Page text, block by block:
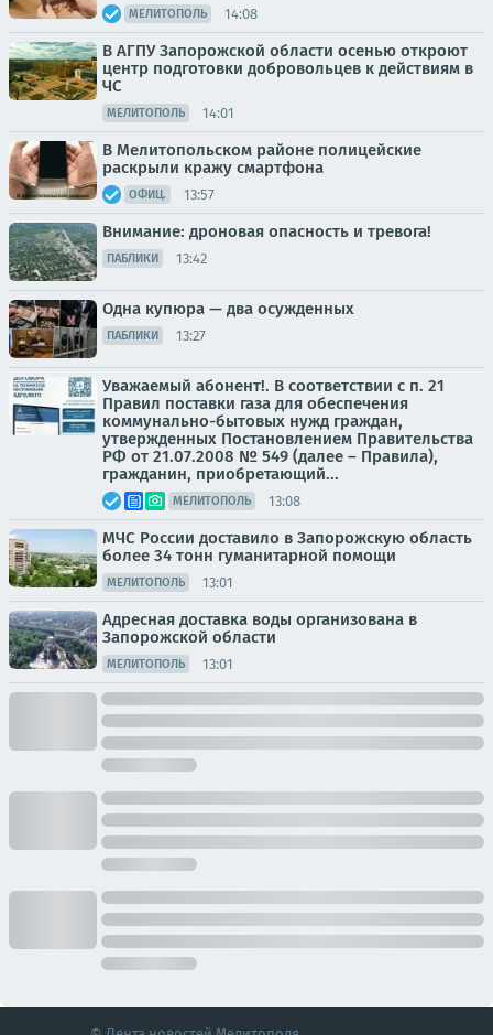
МЕЛИТОПОЛЬ 14:08
В АГПУ Запорожской области осенью откроют
центр подготовки добровольцев к действиям в
ЧС
МЕЛИТОПОЛЬ 14:01
В Мелитопольском районе полицейские
раскрыли кражу смартфона
ОФИЦ. 13:57
Внимание: дроновая опасность и тревога!
ПАБЛИКИ 13:42
Одна купюра — два осужденных
ПАБЛИКИ 13:27
Уважаемый абонент!. В соответствии с п. 21
Правил поставки газа для обеспечения
коммунально-бытовых нужд граждан,
утвержденных Постановлением Правительства
РФ от 21.07.2008 № 549 (далее – Правила),
гражданин, приобретающий...
МЕЛИТОПОЛЬ 13:08
МЧС России доставило в Запорожскую область
более 34 тонн гуманитарной помощи
МЕЛИТОПОЛЬ 13:01
Адресная доставка воды организована в
Запорожской области
МЕЛИТОПОЛЬ 13:01